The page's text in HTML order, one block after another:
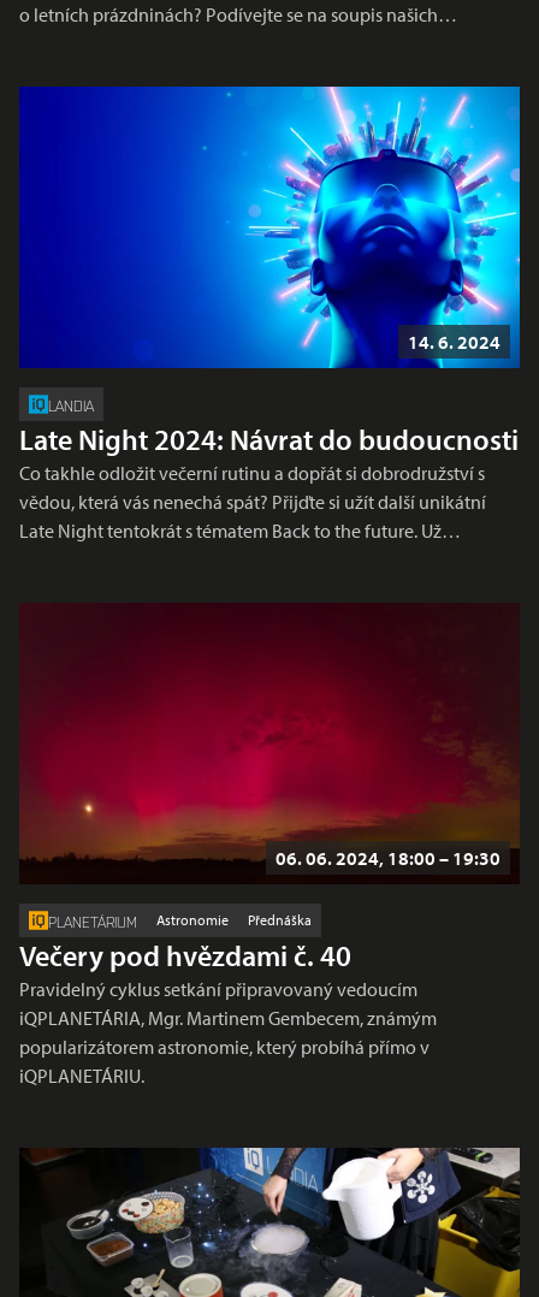
o letních prázdninách? Podívejte se na soupis našich…
14. 6. 2024
LANDIA
Late Night 2024: Návrat do budoucnosti
Co takhle odložit večerní rutinu a dopřát si dobrodružství s
vědou, která vás nenechá spát? Přijďte si užít další unikátní
Late Night tentokrát s tématem Back to the future. Už…
06. 06. 2024, 18:00 – 19:30
PLANETÁRIUM Astronomie Přednáška
Večery pod hvězdami č. 40
Pravidelný cyklus setkání připravovaný vedoucím
iQPLANETÁRIA, Mgr. Martinem Gembecem, známým
popularizátorem astronomie, který probíhá přímo v
iQPLANETÁRIU.